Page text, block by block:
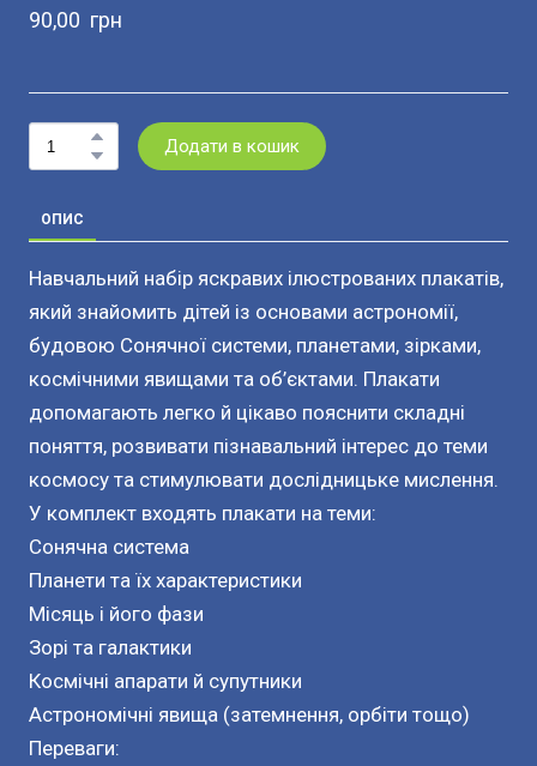
90,00  грн
Додати в кошик
ОПИС
Навчальний набір яскравих ілюстрованих плакатів,
який знайомить дітей із основами астрономії,
будовою Сонячної системи, планетами, зірками,
космічними явищами та об’єктами. Плакати
допомагають легко й цікаво пояснити складні
поняття, розвивати пізнавальний інтерес до теми
космосу та стимулювати дослідницьке мислення.
У комплект входять плакати на теми:
Сонячна система
Планети та їх характеристики
Місяць і його фази
Зорі та галактики
Космічні апарати й супутники
Астрономічні явища (затемнення, орбіти тощо)
Переваги: